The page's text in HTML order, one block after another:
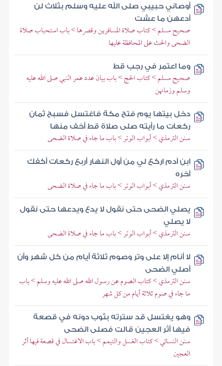
أوصاني حبيبي صلى الله عليه وسلم بثلاث لن
أدعهن ما عشت
صحيح مسلم > كتاب صلاة المسافرين وقصرها > باب استحباب صلاة
الضحى والحث على المحافظة عليها
وما اعتمر في رجب قط
صحيح مسلم > كتاب الحج > باب بيان عدد عمر النبي صلى الله عليه
وسلم وزمانهن
دخل بيتها يوم فتح مكة فاغتسل فسبح ثمان
ركعات ما رأيته صلى صلاة قط أخف منها
سنن الترمذي > أبواب الوتر > باب ما جاء في صلاة الضحى
ابن آدم اركع لي من أول النهار أربع ركعات أكفك
آخره
سنن الترمذي > أبواب الوتر > باب ما جاء في صلاة الضحى
يصلي الضحى حتى نقول لا يدع ويدعها حتى نقول
لا يصلي
سنن الترمذي > أبواب الوتر > باب ما جاء في صلاة الضحى
لا أنام إلا على وتر وصوم ثلاثة أيام من كل شهر وأن
أصلي الضحى
سنن الترمذي > كتاب الصوم عن رسول الله صلى الله عليه وسلم > باب
ما جاء في صوم ثلاثة أيام من كل شهر
وهو يغتسل قد سترته بثوب دونه في قصعة
فيها أثر العجين قالت فصلى الضحى
سنن النسائي > كتاب الغسل والتيمم > باب الاغتسال في قصعة فيها أثر
العجين